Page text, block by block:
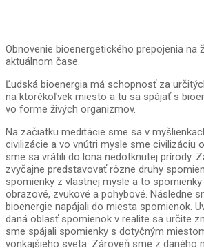
Obnovenie bioenergetického prepojenia na
aktuálnom čase.
Ľudská bioenergia má schopnosť za
na ktorékoľvek miesto a tu sa spájať s
vo forme živých organizmov.
Na začiatku meditácie sme sa v
civilizácie a vo vnútri mysle sme civilizáciu
sme sa vrátili do lona nedotknutej prírody.
zvyčajne predstavovať rôzne druhy
spomienky z vlastnej mysle a to
obrazové, zvukové a pohybové. Následne
bioenergie napájali do miesta spomienok.
daná oblasť spomienok v realite sa určite
sme spájali spomienky s dotyčným
vonkajšieho sveta. Zároveň sme z daného